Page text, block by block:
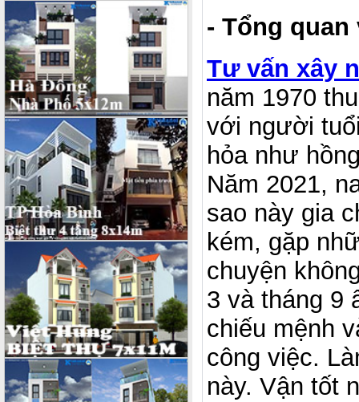
- Tổng quan
Tư vấn xây
năm 1970
với người
hỏa như
Năm 2021,
sao này gia
kém, gặp
chuyện
3 và tháng 9
chiếu mệnh
công việc.
này. Vận tốt